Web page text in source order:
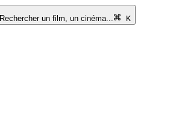
Rechercher un film, un cinéma...
K